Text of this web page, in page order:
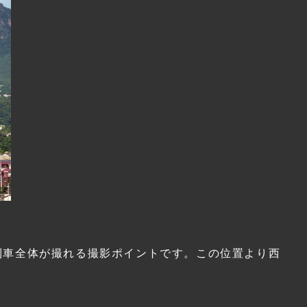
全体が撮れる撮影ポイントです。この位置より西